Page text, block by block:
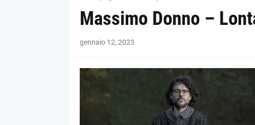
Massimo Donno –
gennaio 12, 2023